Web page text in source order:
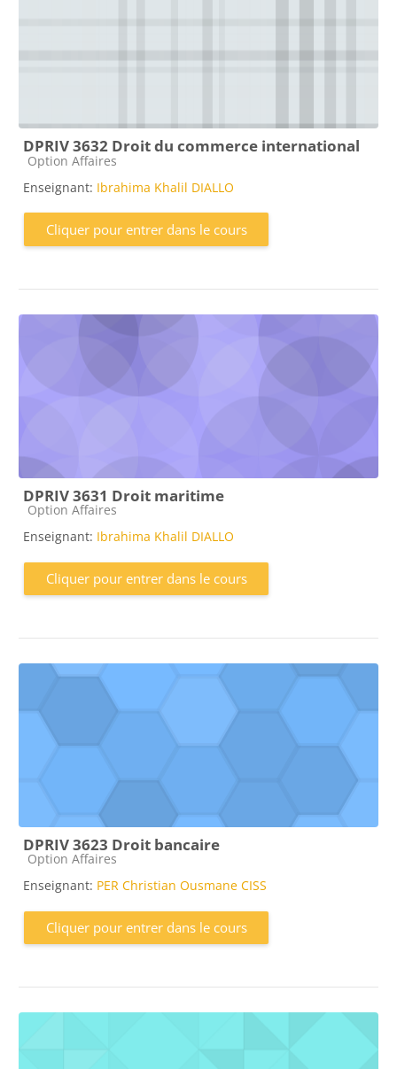
DPRIV 3632 Droit du commerce international
Catégorie de cours
Option Affaires
Enseignant: Ibrahima Khalil DIALLO
Cliquer pour entrer dans le cours
DPRIV 3631 Droit maritime
Catégorie de cours
Option Affaires
Enseignant: Ibrahima Khalil DIALLO
Cliquer pour entrer dans le cours
DPRIV 3623 Droit bancaire
Catégorie de cours
Option Affaires
Enseignant: PER Christian Ousmane CISS
Cliquer pour entrer dans le cours